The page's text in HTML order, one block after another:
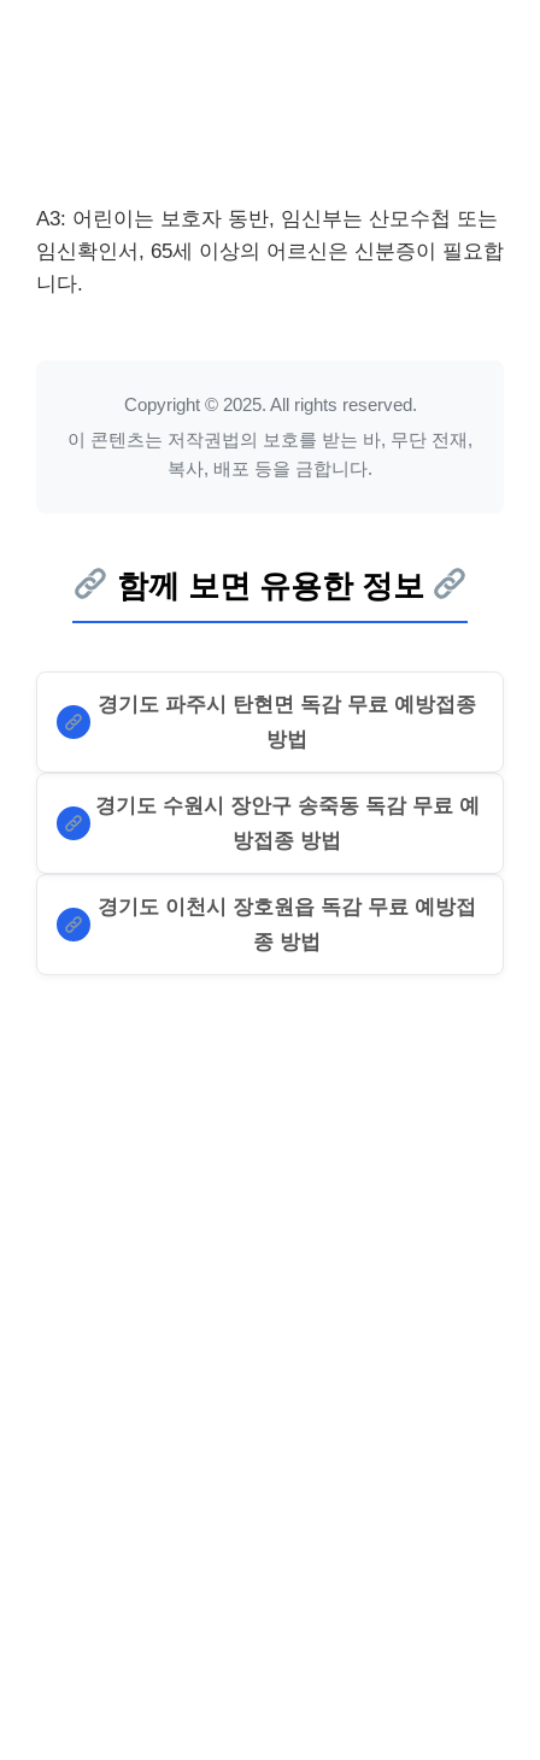
A3: 어린이는 보호자 동반, 임신부는 산모수첩 또는
임신확인서, 65세 이상의 어르신은 신분증이 필요합
니다.
Copyright © 2025. All rights reserved.
이 콘텐츠는 저작권법의 보호를 받는 바, 무단 전재,
복사, 배포 등을 금합니다.
함께 보면 유용한 정보
경기도 파주시 탄현면 독감 무료 예방접종
방법
경기도 수원시 장안구 송죽동 독감 무료 예
방접종 방법
경기도 이천시 장호원읍 독감 무료 예방접
종 방법